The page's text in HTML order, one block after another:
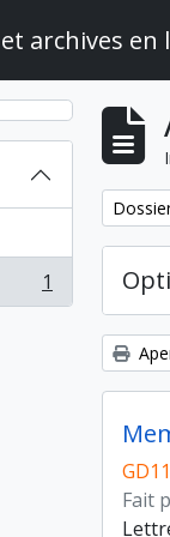
archives en
1
Fait